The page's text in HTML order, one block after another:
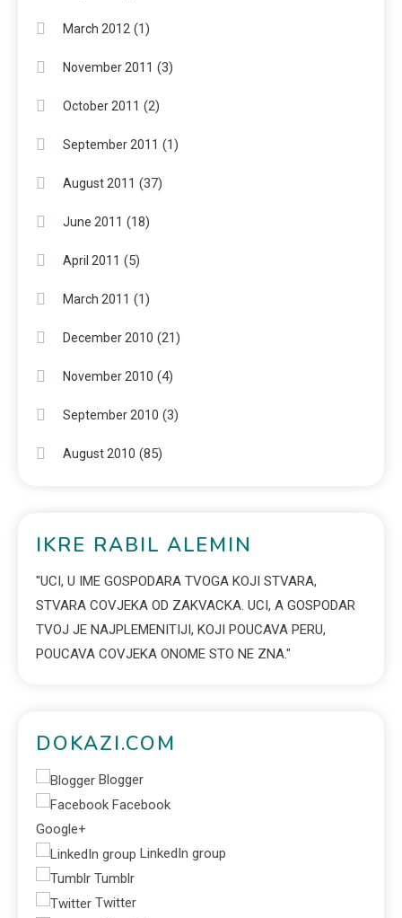
March 2012 (1)
November 2011 (3)
October 2011 (2)
September 2011 (1)
August 2011 (37)
June 2011 (18)
April 2011 (5)
March 2011 (1)
December 2010 (21)
November 2010 (4)
September 2010 (3)
August 2010 (85)
IKRE RABIL ALEMIN
"UCI, U IME GOSPODARA TVOGA KOJI STVARA,
STVARA COVJEKA OD ZAKVACKA. UCI, A GOSPODAR
TVOJ JE NAJPLEMENITIJI, KOJI POUCAVA PERU,
POUCAVA COVJEKA ONOME STO NE ZNA."
DOKAZI.COM
Blogger
Facebook
Google+
LinkedIn group
Tumblr
Twitter